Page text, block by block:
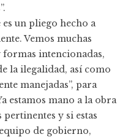
un pliego hecho a
Vemos muchas
intencionadas,
la ilegalidad, así como
manejadas”, para
estamos mano a la obra
y si estas
de gobierno,